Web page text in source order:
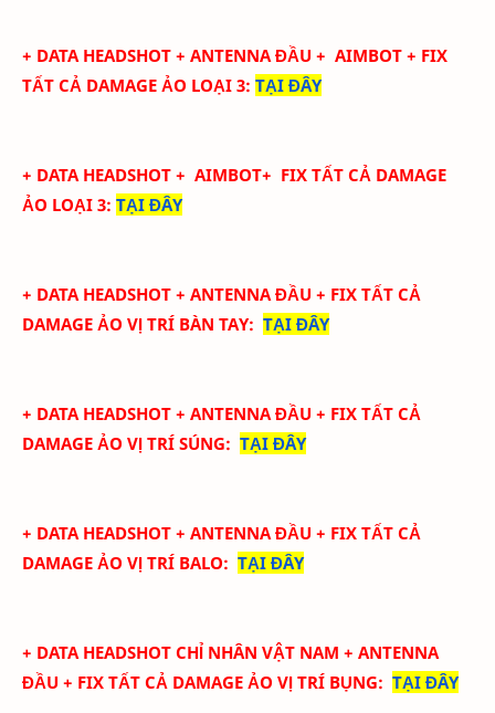
+ DATA HEADSHOT + ANTENNA ĐẦU + AIMBOT + FIX
TẤT CẢ DAMAGE ẢO LOẠI 3: TẠI ĐÂY
+ DATA HEADSHOT + AIMBOT+ FIX TẤT CẢ DAMAGE
ẢO LOẠI 3: TẠI ĐÂY
+ DATA HEADSHOT + ANTENNA ĐẦU + FIX TẤT CẢ
DAMAGE ẢO VỊ TRÍ BÀN TAY: TẠI ĐÂY
+ DATA HEADSHOT + ANTENNA ĐẦU + FIX TẤT CẢ
DAMAGE ẢO VỊ TRÍ SÚNG: TẠI ĐÂY
+ DATA HEADSHOT + ANTENNA ĐẦU + FIX TẤT CẢ
DAMAGE ẢO VỊ TRÍ BALO: TẠI ĐÂY
+ DATA HEADSHOT CHỈ NHÂN VẬT NAM + ANTENNA
ĐẦU + FIX TẤT CẢ DAMAGE ẢO VỊ TRÍ BỤNG: TẠI ĐÂY